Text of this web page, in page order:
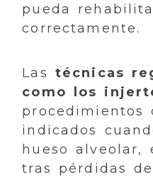
pueda
correctamente.
Las técnicas
como los
procedimientos
indicados
hueso alveolar,
tras pérdidas